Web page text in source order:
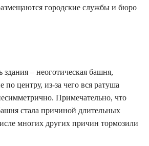
городские службы и бюро
здания – неоготическая башня,
по центру, из-за чего вся ратуша
Примечательно, что
стала причиной длительных
многих других причин тормозили